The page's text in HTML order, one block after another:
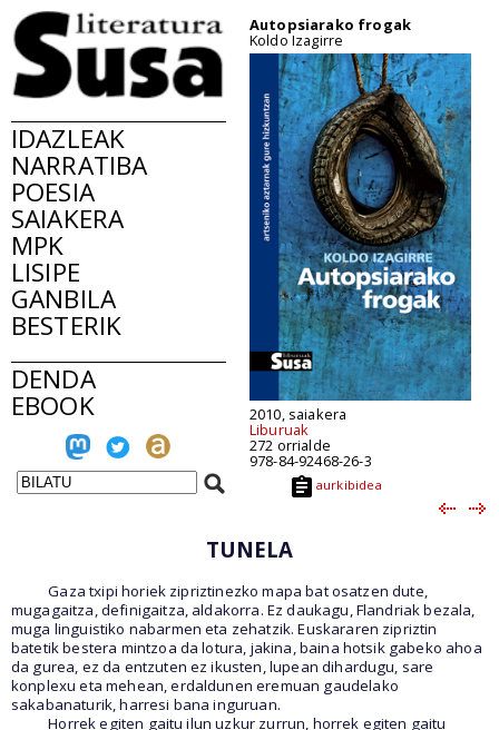
IDAZLEAK
NARRATIBA
POESIA
SAIAKERA
MPK
LISIPE
GANBILA
BESTERIK
DENDA
EBOOK
Autopsiarako frogak
Koldo Izagirre
2010, saiakera
Liburuak
272 orrialde
978-84-92468-26-3
aurkibidea
TUNELA
Gaza txipi horiek zipriztinezko mapa bat osatzen dute,
mugagaitza, definigaitza, aldakorra. Ez daukagu, Flandriak bezala,
muga linguistiko nabarmen eta zehatzik. Euskararen zipriztin
batetik bestera mintzoa da lotura, jakina, baina hotsik gabeko ahoa
da gurea, ez da entzuten ez ikusten, lupean dihardugu, sare
konplexu eta mehean, erdaldunen eremuan gaudelako
sakabanaturik, harresi bana inguruan.
Horrek egiten gaitu ilun uzkur zurrun, horrek egiten gaitu